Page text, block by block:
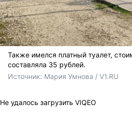
Также имелся платный туалет,
составляла 35 рублей.
Источник: Мария Умнова / V1.RU
Не удалось загрузить VIQEO